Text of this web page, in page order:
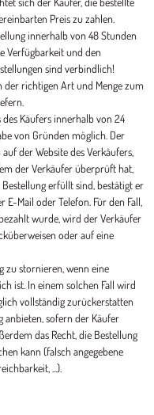
Preis zu zahlen.
innerhalb von 48 Stunden
Verfügbarkeit und den
sind verbindlich!
der richtigen Art und Menge zum
Käufers innerhalb von 24
von Gründen möglich. Der
der Website des Verkäufers,
der Verkäufer überprüft hat,
erfüllt sind, bestätigt er
Mail oder Telefon. Für den Fall,
wurde, wird der Verkäufer
oder auf eine
zu stornieren, wenn eine
ist. In einem solchen Fall wird
vollständig zurückerstatten
anbieten, sofern der Käufer
das Recht, die Bestellung
kann (falsch angegebene
...).